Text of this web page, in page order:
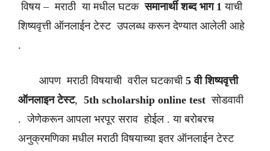
विषय – मराठी या मधील घटकसमानार्थी शब्द भाग 1याची
शिष्यवृत्ती ऑनलाईन टेस्ट उपलब्ध करून देण्यात आलेली आहे
.
आपण मराठी विषयाची वरील घटकाची 5 वी शिष्यवृत्ती
ऑनलाइन टेस्ट, 5th scholarship online test सोडवावी
. जेणेकरून आपला भरपूर सराव होईल . या बरोबरच
अनुक्रमणिका मधील मराठी विषयाच्या इतर ऑनलाईन टेस्ट